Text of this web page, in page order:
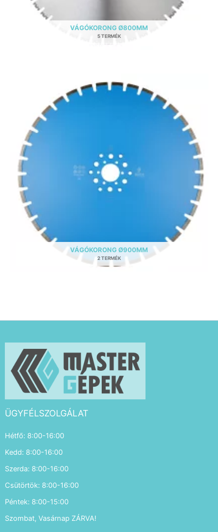
VÁGÓKORONG Ø800MM
5 TERMÉK
VÁGÓKORONG Ø900MM
2 TERMÉK
ÜGYFÉLSZOLGÁLAT
Hétfő: 8:00-16:00
Kedd: 8:00-16:00
Szerda: 8:00-16:00
Csütörtök: 8:00-16:00
Péntek: 8:00-15:00
Szombat, Vasárnap ZÁRVA!